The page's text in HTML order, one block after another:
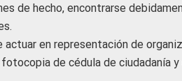
de hecho, encontrarse
en representación de
de cédula de ciudadanía